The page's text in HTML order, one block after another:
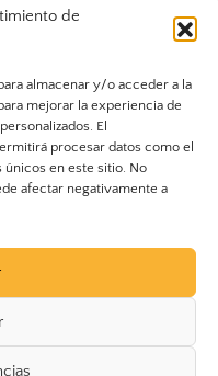
de
almacenar y/o acceder a la
mejorar la experiencia de
El
procesar datos como el
en este sitio. No
afectar negativamente a